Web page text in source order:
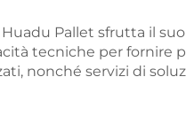
Pallet sfrutta il
tecniche per fornire
nonché servizi di